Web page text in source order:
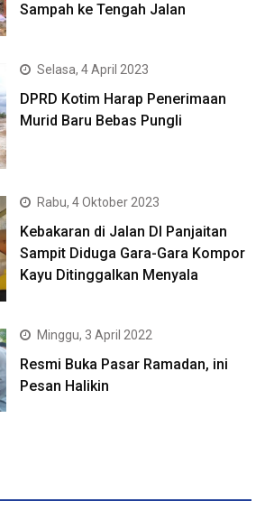
Sampah ke Tengah Jalan
Selasa, 4 April 2023
DPRD Kotim Harap Penerimaan
Murid Baru Bebas Pungli
Rabu, 4 Oktober 2023
Kebakaran di Jalan DI Panjaitan
Sampit Diduga Gara-Gara Kompor
Kayu Ditinggalkan Menyala
Minggu, 3 April 2022
Resmi Buka Pasar Ramadan, ini
Pesan Halikin